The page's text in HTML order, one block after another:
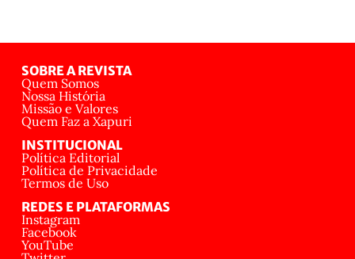
SOBRE A REVISTA
Quem Somos
Nossa História
Missão e Valores
Quem Faz a Xapuri
INSTITUCIONAL
Política Editorial
Política de Privacidade
Termos de Uso
REDES E PLATAFORMAS
Instagram
Facebook
YouTube